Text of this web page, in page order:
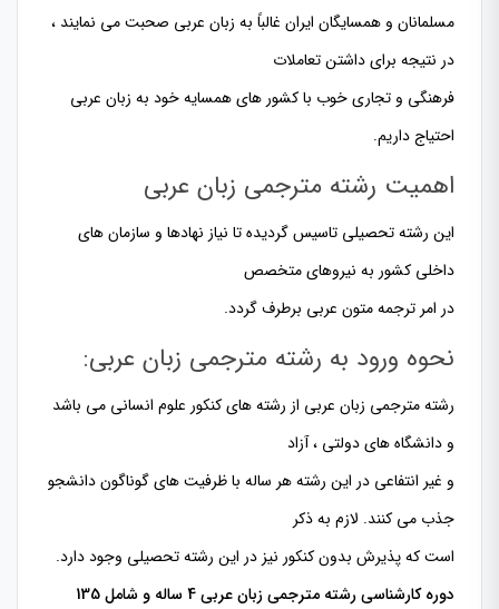
مسلمانان و همسایگان ایران غالباً به زبان عربی صحبت می نمایند ،
در نتیجه برای داشتن تعاملات
فرهنگی و تجاری خوب با کشور های همسایه خود به زبان عربی
احتیاج داریم.
اهمیت رشته مترجمی زبان عربی
این رشته تحصیلی تاسیس گردیده تا نیاز نهادها و سازمان های
داخلی کشور به نیروهای متخصص
در امر ترجمه متون عربی برطرف گردد.
نحوه ورود به رشته مترجمی زبان عربی:
رشته مترجمی زبان عربی از رشته های کنکور علوم انسانی می باشد
و دانشگاه های دولتی ، آزاد
و غیر انتفاعی در این رشته هر ساله با ظرفیت های گوناگون دانشجو
جذب می کنند. لازم به ذکر
است که پذیرش بدون کنکور نیز در این رشته تحصیلی وجود دارد.
دوره کارشناسی رشته مترجمی زبان عربی 4 ساله و شامل 135